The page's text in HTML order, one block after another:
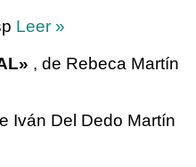
Leer »
, de Rebeca Martín
Iván Del Dedo Martín